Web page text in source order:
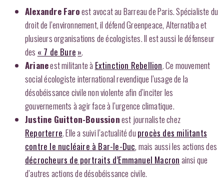
Alexandre Faroest avocat au Barreau de Paris. Spécialiste du
droit de l’environnement, il défend Greenpeace, Alternatiba et
plusieurs organisations de écologistes. Il est aussi le défenseur
des « 7 de Bure ».
Arianeest militante à Extinction Rebellion. Ce mouvement
social écologiste international revendique l’usage de la
désobéissance civile non violente afin d’inciter les
gouvernements à agir face à l’urgence climatique.
Justine Guitton-Boussionest journaliste chez
Reporterre. Elle a suivi l’actualité du procès des militants
contre le nucléaire à Bar-le-Duc, mais aussi les actions des
décrocheurs de portraits d’Emmanuel Macron ainsi que
d’autres actions de désobéissance civile.